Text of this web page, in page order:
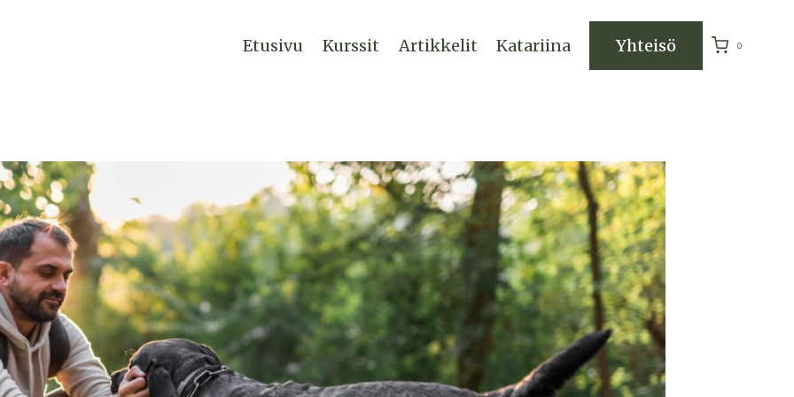
Etusivu Kurssit Artikkelit Katariina Yhteisö 0